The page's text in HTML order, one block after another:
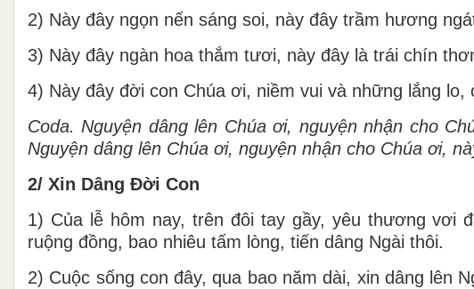
2) Này đây ngọn nến sáng soi, này đây trầm hương
3) Này đây ngàn hoa thắm tươi, này đây là trái chín
4) Này đây đời con Chúa ơi, niềm vui và những lắng lo,
Coda. Nguyện dâng lên Chúa ơi, nguyện nhận cho
Nguyện dâng lên Chúa ơi, nguyện nhận cho Chúa ơi,
2/ Xin Dâng Đời Con
1) Của lễ hôm nay, trên đôi tay gầy, yêu thương vơi
ruộng đồng, bao nhiêu tấm lòng, tiến dâng Ngài thôi.
2) Cuộc sống con đây, qua bao năm dài, xin dâng lên